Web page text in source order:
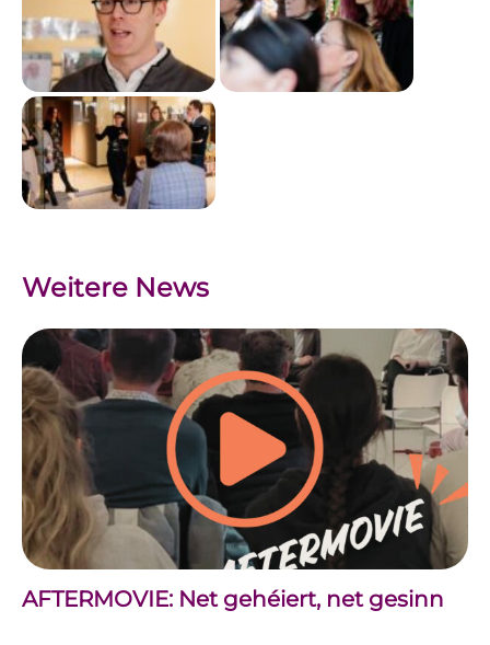
Weitere News
AFTERMOVIE: Net gehéiert, net gesinn